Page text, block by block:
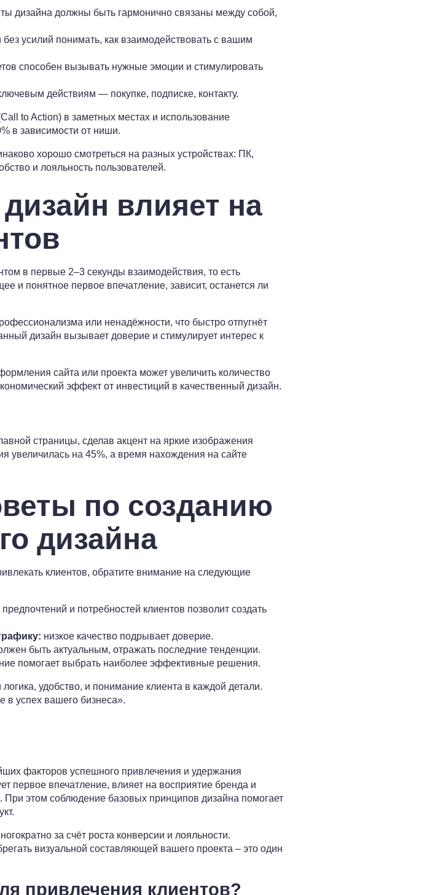
дизайна должны быть гармонично связаны между собой,
усилий понимать, как взаимодействовать с вашим
способен вызывать нужные эмоции и стимулировать
действиям — покупке, подписке, контакту.
to Action) в заметных местах и использование
в зависимости от ниши.
хорошо смотреться на разных устройствах: ПК,
и лояльность пользователей.
влияет на
в первые 2–3 секунды взаимодействия, то есть
и понятное первое впечатление, зависит, останется ли
или ненадёжности, что быстро отпугнёт
дизайн вызывает доверие и стимулирует интерес к
сайта или проекта может увеличить количество
эффект от инвестиций в качественный дизайн.
страницы, сделав акцент на яркие изображения
увеличилась на 45%, а время нахождения на сайте
по созданию
дизайна
клиентов, обратите внимание на следующие
и потребностей клиентов позволит создать
низкое качество подрывает доверие.
быть актуальным, отражать последние тенденции.
помогает выбрать наиболее эффективные решения.
удобство, и понимание клиента в каждой детали.
успех вашего бизнеса».
факторов успешного привлечения и удержания
первое впечатление, влияет на восприятие бренда и
При этом соблюдение базовых принципов дизайна помогает
за счёт роста конверсии и лояльности.
визуальной составляющей вашего проекта – это один
привлечения клиентов?